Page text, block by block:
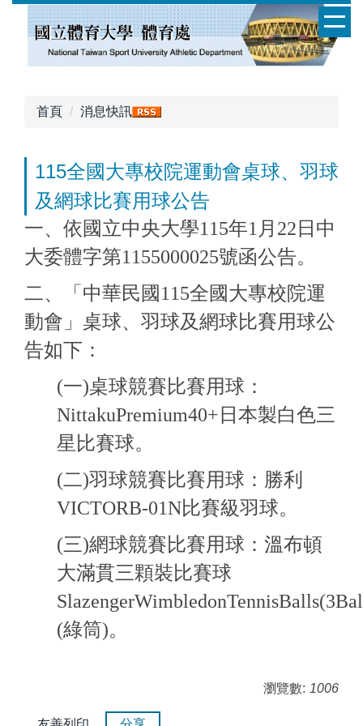
首頁 消息快訊
115全國大專校院運動會桌球、羽球
及網球比賽用球公告
一、依國立中央大學115年1月22日中
大委體字第1155000025號函公告。
二、「中華民國115全國大專校院運
動會」桌球、羽球及網球比賽用球公
告如下：
(一)桌球競賽比賽用球：
NittakuPremium40+日本製白色三
星比賽球。
(二)羽球競賽比賽用球：勝利
VICTORB-01N比賽級羽球。
(三)網球競賽比賽用球：溫布頓
大滿貫三顆裝比賽球
(綠筒)。
瀏覽數: 1006